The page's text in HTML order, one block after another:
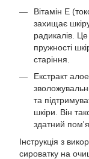
Вітамін Е
захищає
радикалів.
пружності
старіння.
Екстракт
та
шкіри. Він
здатний
Інструкція з
сироватку на